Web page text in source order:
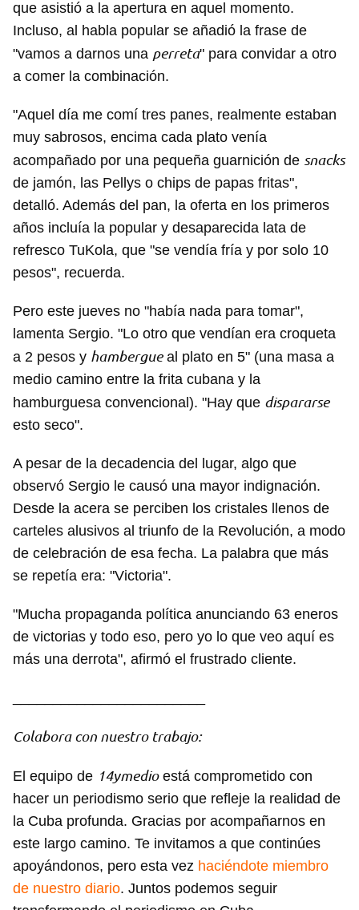
que asistió a la apertura en aquel momento.
Incluso, al habla popular se añadió la frase de
"vamos a darnos una perreta" para convidar a otro
a comer la combinación.
"Aquel día me comí tres panes, realmente estaban
muy sabrosos, encima cada plato venía
acompañado por una pequeña guarnición de snacks
de jamón, las Pellys o chips de papas fritas",
detalló. Además del pan, la oferta en los primeros
años incluía la popular y desaparecida lata de
refresco TuKola, que "se vendía fría y por solo 10
pesos", recuerda.
Pero este jueves no "había nada para tomar",
lamenta Sergio. "Lo otro que vendían era croqueta
a 2 pesos y hambergueal plato en 5" (una masa a
medio camino entre la frita cubana y la
hamburguesa convencional). "Hay que dispararse
esto seco".
A pesar de la decadencia del lugar, algo que
observó Sergio le causó una mayor indignación.
Desde la acera se perciben los cristales llenos de
carteles alusivos al triunfo de la Revolución, a modo
de celebración de esa fecha. La palabra que más
se repetía era: "Victoria".
"Mucha propaganda política anunciando 63 eneros
de victorias y todo eso, pero yo lo que veo aquí es
más una derrota", afirmó el frustrado cliente.
Colabora con nuestro trabajo:
El equipo de 14ymedioestá comprometido con
hacer un periodismo serio que refleje la realidad de
la Cuba profunda. Gracias por acompañarnos en
este largo camino. Te invitamos a que continúes
apoyándonos, pero esta vez haciéndote miembro
de nuestro diario. Juntos podemos seguir